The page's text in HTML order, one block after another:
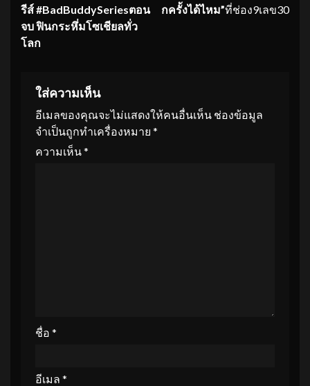
รีส์#BadBuddySeriesตอน
จบฟินกระหึ่มโซเชียลทั่ว
โลก
กครั้งได้ไหม”ที่ช่อง9เลข30
ใส่ความเห็น
อีเมลของคุณจะไม่แสดงให้คนอื่นเห็น ช่องข้อมูล
จำเป็นถูกทำเครื่องหมาย *
ความเห็น*
ชื่อ *
อีเมล *